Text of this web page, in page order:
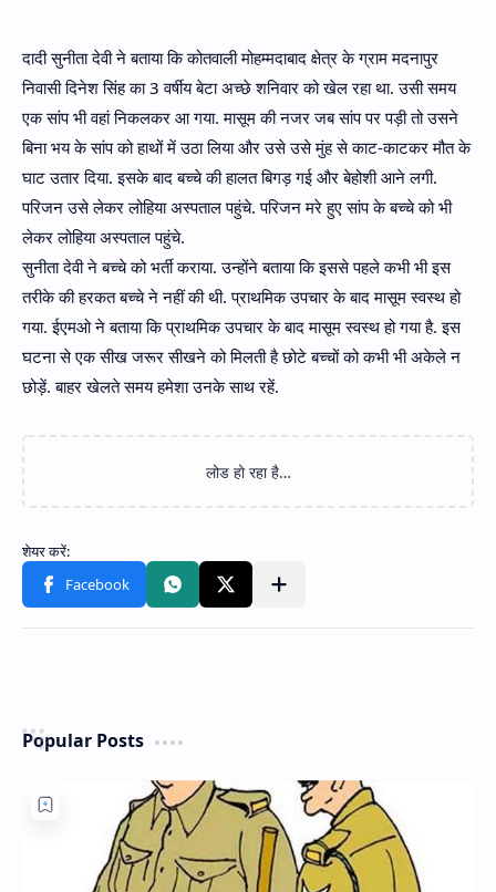
दादी सुनीता देवी ने बताया कि कोतवाली मोहम्मदाबाद क्षेत्र के ग्राम मदनापुर
निवासी दिनेश सिंह का 3 वर्षीय बेटा अच्छे शनिवार को खेल रहा था. उसी समय
एक सांप भी वहां निकलकर आ गया. मासूम की नजर जब सांप पर पड़ी तो उसने
बिना भय के सांप को हाथों में उठा लिया और उसे उसे मुंह से काट-काटकर मौत के
घाट उतार दिया. इसके बाद बच्चे की हालत बिगड़ गई और बेहोशी आने लगी.
परिजन उसे लेकर लोहिया अस्पताल पहुंचे. परिजन मरे हुए सांप के बच्चे को भी
लेकर लोहिया अस्पताल पहुंचे.
सुनीता देवी ने बच्चे को भर्ती कराया. उन्होंने बताया कि इससे पहले कभी भी इस
तरीके की हरकत बच्चे ने नहीं की थी. प्राथमिक उपचार के बाद मासूम स्वस्थ हो
गया. ईएमओ ने बताया कि प्राथमिक उपचार के बाद मासूम स्वस्थ हो गया है. इस
घटना से एक सीख जरूर सीखने को मिलती है छोटे बच्चों को कभी भी अकेले न
छोड़ें. बाहर खेलते समय हमेशा उनके साथ रहें.
Popular Posts